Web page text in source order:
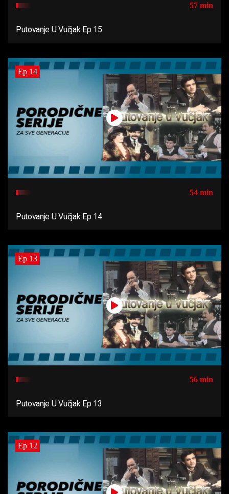
57 min
Putovanje U Vučjak Ep 15
Ep 14
54 min
Putovanje U Vučjak Ep 14
Ep 13
56 min
Putovanje U Vučjak Ep 13
Ep 12